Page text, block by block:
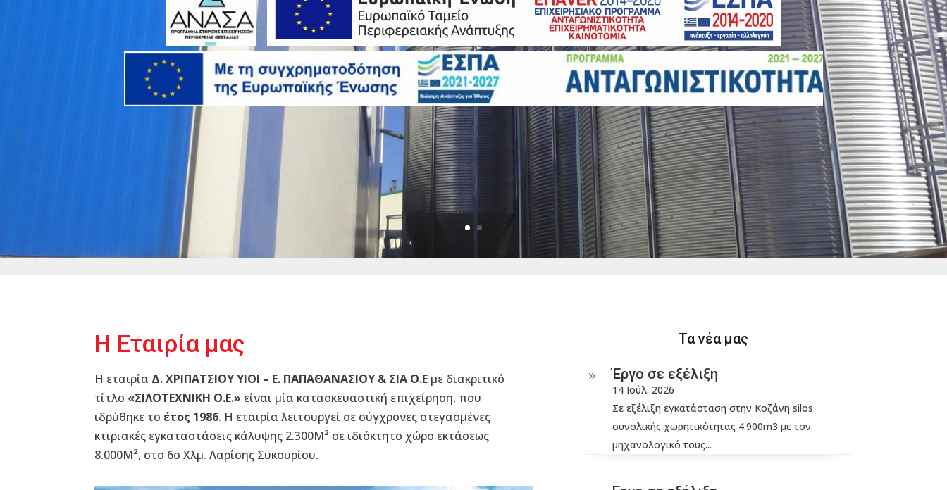
Η Εταιρία μας
Η εταιρία Δ. ΧΡΙΠΑΤΣΙΟΥ ΥΙΟΙ – Ε. ΠΑΠΑΘΑΝΑΣΙΟΥ & ΣΙΑ Ο.Ε με διακριτικό
τίτλο «ΣΙΛΟΤΕΧΝΙΚΗ Ο.Ε.» είναι μία κατασκευαστική επιχείρηση, που
ιδρύθηκε το έτος 1986. Η εταιρία λειτουργεί σε σύγχρονες στεγασμένες
κτιριακές εγκαταστάσεις κάλυψης 2.300Μ² σε ιδιόκτητο χώρο εκτάσεως
8.000Μ², στο 6ο Χλμ. Λαρίσης Συκουρίου.
Τα νέα μας
9 Έργο σε εξέλιξη
14 Ιούλ. 2026
Σε εξέλιξη εγκατάσταση στην Κοζάνη silos
συνολικής χωρητικότητας 4.900m3 με τον
μηχανολογικό τους...